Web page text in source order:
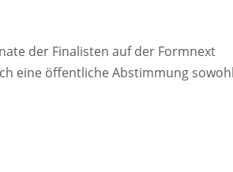
der Finalisten auf der Formnext
eine öffentliche Abstimmung sowohl